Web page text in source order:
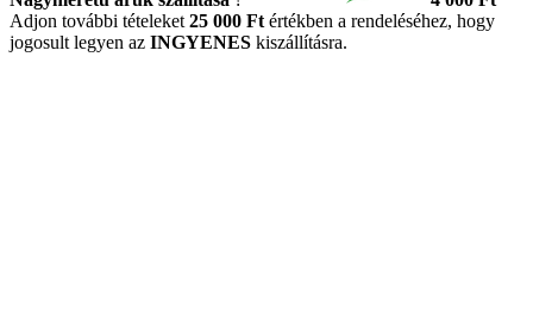
Adjon további tételeket 25 000 Ft értékben a rendeléséhez, hogy
jogosult legyen az INGYENES kiszállításra.